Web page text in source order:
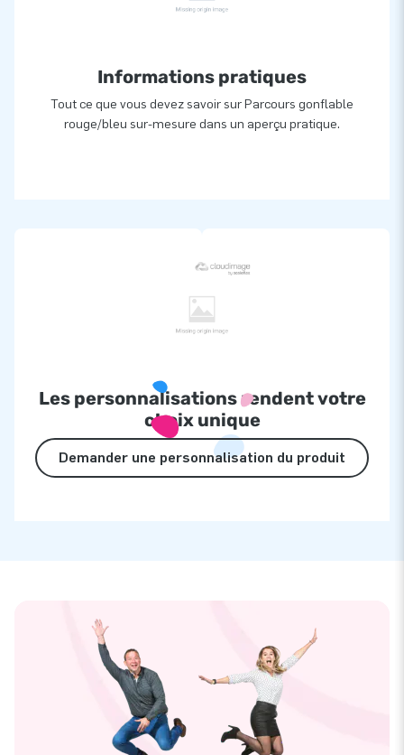
Informations pratiques
Tout ce que vous devez savoir sur Parcours gonflable
rouge/bleu sur-mesure dans un aperçu pratique.
Les personnalisations rendent votre
choix unique
Demander une personnalisation du produit